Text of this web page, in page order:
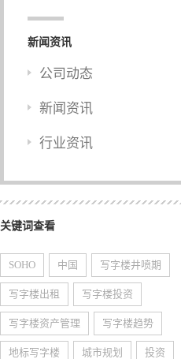
新闻资讯
公司动态
新闻资讯
行业资讯
关键词查看
SOHO 中国 写字楼井喷期
写字楼出租 写字楼投资
写字楼资产管理 写字楼趋势
地标写字楼 城市规划 投资